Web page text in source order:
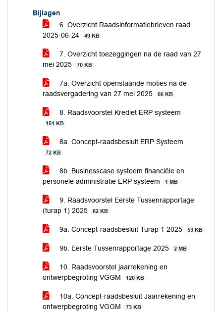
Bijlagen
6. Overzicht Raadsinformatiebrieven raad
2025-06-24
49 KB
7. Overzicht toezeggingen na de raad van 27
mei 2025
70 KB
7a. Overzicht openstaande moties na de
raadsvergadering van 27 mei 2025
66 KB
8. Raadsvoorstel Krediet ERP systeem
151 KB
8a. Concept-raadsbesluit ERP Systeem
72 KB
8b. Businesscase systeem financiële en
personele administratie ERP systeem
1 MB
9. Raadsvoorstel Eerste Tussenrapportage
(turap 1) 2025
62 KB
9a. Concept-raadsbesluit Turap 1 2025 53 KB
9b. Eerste Tussenrapportage 2025 2 MB
10. Raadsvoorstel jaarrekening en
ontwerpbegroting VGGM
120 KB
10a. Concept-raadsbesluit Jaarrekening en
ontwerpbegroting VGGM
73 KB